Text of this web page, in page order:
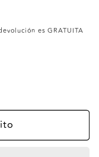
es GRATUITA